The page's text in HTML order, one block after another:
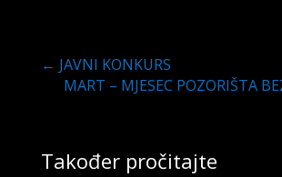
← JAVNI KONKURS
MART – MJESEC POZORIŠTA
Također pročitajte